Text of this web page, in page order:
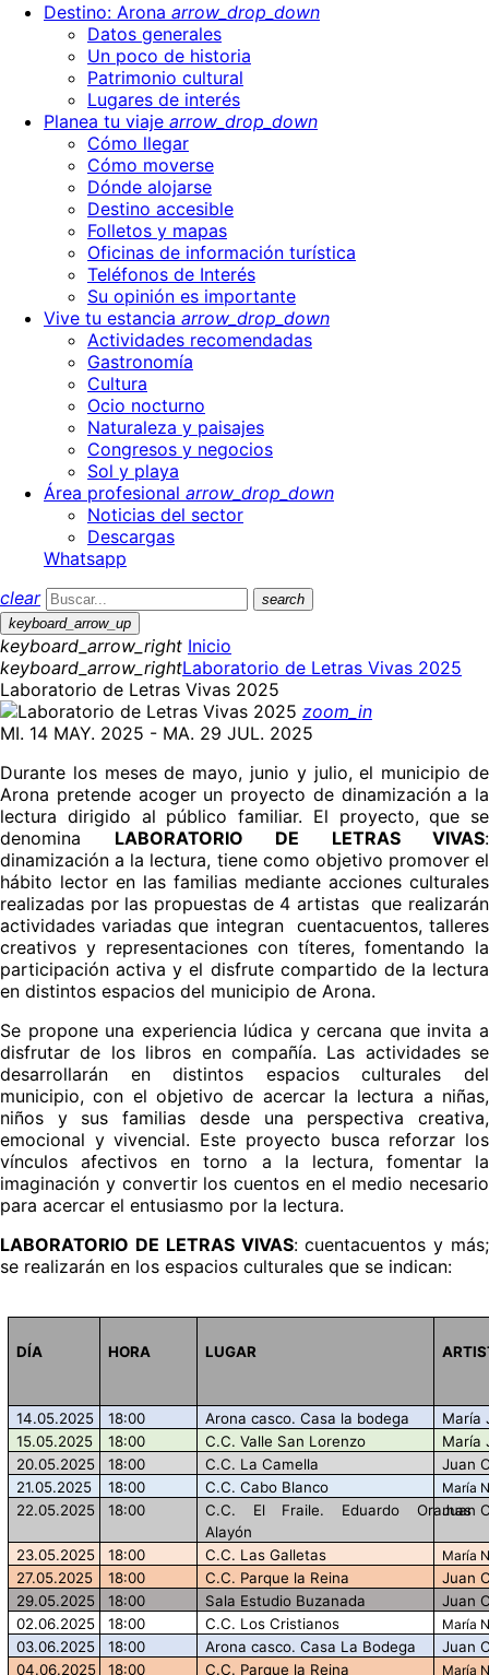
Destino: Arona arrow_drop_down
Datos generales
Un poco de historia
Patrimonio cultural
Lugares de interés
Planea tu viaje arrow_drop_down
Cómo llegar
Cómo moverse
Dónde alojarse
Destino accesible
Folletos y mapas
Oficinas de información turística
Teléfonos de Interés
Su opinión es importante
Vive tu estancia arrow_drop_down
Actividades recomendadas
Gastronomía
Cultura
Ocio nocturno
Naturaleza y paisajes
Congresos y negocios
Sol y playa
Área profesional arrow_drop_down
Noticias del sector
Descargas
Whatsapp
clear
search
keyboard_arrow_up
keyboard_arrow_right Inicio
keyboard_arrow_rightLaboratorio de Letras Vivas 2025
Laboratorio de Letras Vivas 2025
zoom_in
MI. 14 MAY. 2025 - MA. 29 JUL. 2025
Durante los meses de mayo, junio y julio, el municipio de
Arona pretende acoger un proyecto de dinamización a la
lectura dirigido al público familiar. El proyecto, que se
denomina LABORATORIO DE LETRAS VIVAS:
dinamización a la lectura, tiene como objetivo promover el
hábito lector en las familias mediante acciones culturales
realizadas por las propuestas de 4 artistas que realizarán
actividades variadas que integran
cuentacuentos, talleres
creativos y representaciones con títeres, fomentando la
participación activa y el disfrute compartido de la lectura
en distintos espacios del municipio de Arona.
Se propone una experiencia lúdica y cercana que invita a
disfrutar de los libros en compañía. Las actividades se
desarrollarán en distintos espacios culturales del
municipio, con el objetivo de acercar la lectura a niñas,
niños y sus familias desde una perspectiva creativa,
emocional y vivencial. Este proyecto busca reforzar los
vínculos afectivos en torno a la lectura, fomentar la
imaginación y convertir los cuentos en el medio necesario
para acercar el entusiasmo por la lectura.
LABORATORIO DE LETRAS VIVAS: cuentacuentos y más;
se realizarán en los espacios culturales que se indican:
DÍA HORA LUGAR
14.05.2025 18:00 Arona casco. Casa la bodega
María
15.05.2025
18:00 C.C. Valle San Lorenzo
María
20.05.2025
18:00 C.C. La Camella
Juan
21.05.2025
18:00 C.C. Cabo Blanco María
22.05.2025 18:00
C.C. El Fraile. Eduardo Oramas
Alayón
Juan
23.05.2025 18:00 C.C. Las Galletas María
27.05.2025 18:00 C.C. Parque la Reina
Juan
29.05.2025
18:00 Sala Estudio Buzanada
Juan
02.06.2025
18:00 C.C. Los Cristianos María
03.06.2025 18:00 Arona casco. Casa La Bodega
Juan
04.06.2025
18:00 C.C. Parque la Reina María